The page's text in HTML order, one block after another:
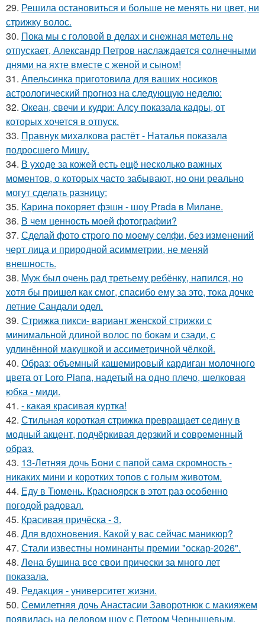
29. Решила остановиться и больше не менять ни цвет, ни
стрижку волос.
30. Пока мы с головой в делах и снежная метель не
отпускает, Александр Петров наслаждается солнечными
днями на яхте вместе с женой и сыном!
31. Апельсинка приготовила для ваших носиков
астрологический прогноз на следующую неделю:
32. Океан, свечи и кудри: Алсу показала кадры, от
которых хочется в отпуск.
33. Правнук михалкова растёт - Наталья показала
подросшего Мишу.
34. В уходе за кожей есть ещё несколько важных
моментов, о которых часто забывают, но они реально
могут сделать разницу:
35. Карина покоряет фэшн - шоу Prada в Милане.
36. В чем ценность моей фотографии?
37. Сделай фото строго по моему селфи, без изменений
черт лица и природной асимметрии, не меняй
внешность.
38. Муж был очень рад третьему ребёнку, напился, но
хотя бы пришел как смог, спасибо ему за это, тока дочке
летние Сандали одел.
39. Стрижка пикси- вариант женской стрижки с
минимальной длиной волос по бокам и сзади, с
удлинённой макушкой и ассиметричной чёлкой.
40. Образ: объемный кашемировый кардиган молочного
цвета от Loro Piana, надетый на одно плечо, шелковая
юбка - миди.
41. - какая красивая куртка!
42. Стильная короткая стрижка превращает седину в
модный акцент, подчёркивая дерзкий и современный
образ.
43. 13-Летняя дочь Бони с папой сама скромность -
никаких мини и коротких топов с голым животом.
44. Еду в Тюмень. Красноярск в этот раз особенно
погодой радовал.
45. Красивая причёска - 3.
46. Для вдохновения. Какой у вас сейчас маникюр?
47. Стали известны номинанты премии "оскар-2026".
48. Лена бушина все свои прически за много лет
показала.
49. Редакция - университет жизни.
50. Семилетняя дочь Анастасии Заворотнюк с макияжем
появилась на ледовом шоу с Петром Чернышевым.